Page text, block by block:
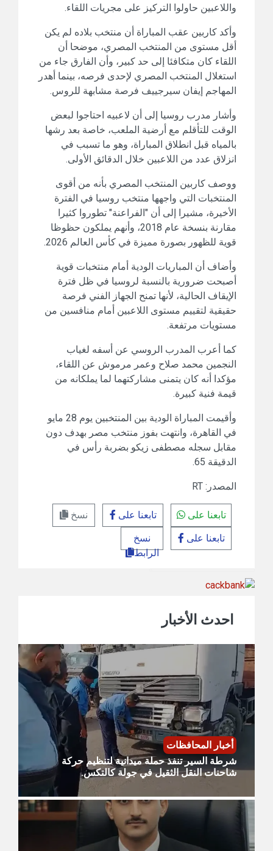
واللاعبين حاولوا التركيز على مجريات اللقاء.
وأكد كاربين عقب المباراة أن منتخب بلاده لم يكن
أقل مستوى من المنتخب المصري، موضحا أن
اللقاء كان متكافئا إلى حد كبير، وأن الفارق جاء من
استغلال المنتخب المصري لإحدى فرصه، بينما أهدر
المهاجم إيفان سيرجييف فرصة مشابهة للروس.
وأشار مدرب روسيا إلى أن لاعبيه احتاجوا لبعض
الوقت للتأقلم مع أرضية الملعب، خاصة بعد رشها
بالمياه قبل انطلاق المباراة، وهو ما تسبب في
انزلاق عدد من اللاعبين خلال الدقائق الأولى.
ووصف كاربين المنتخب المصري بأنه من أقوى
المنتخبات التي واجهها منتخب روسيا في الفترة
الأخيرة، مشيرا إلى أن "الفراعنة" تطوروا كثيرا
مقارنة بنسخة عام 2018، وأنهم يملكون حظوظا
قوية للظهور بصورة مميزة في كأس العالم 2026.
وأضاف أن المباريات الودية أمام منتخبات قوية
أصبحت ضرورية بالنسبة لروسيا في ظل فترة
الإيقاف الحالية، لأنها تمنح الجهاز الفني فرصة
حقيقية لتقييم مستوى اللاعبين أمام منافسين من
مستويات مرتفعة.
كما أعرب المدرب الروسي عن أسفه لغياب
النجمين محمد صلاح وعمر مرموش عن اللقاء،
مؤكدا أنه كان يتمنى مشاركتهما لما يملكانه من
قيمة فنية كبيرة.
وأقيمت المباراة الودية بين المنتخبين يوم 28 مايو
في القاهرة، وانتهت بفوز منتخب مصر بهدف دون
مقابل سجله مصطفى زيكو بضربة رأس في
الدقيقة 65.
المصدر: RT
تابعنا على تابعنا على
نسخ
تابعنا على
نسخ
الرابط
احدث الأخبار
أخبار المحافظات
شرطة السير تنفذ حملة ميدانية لتنظيم حركة
شاحنات النقل الثقيل في جولة كالتكس.